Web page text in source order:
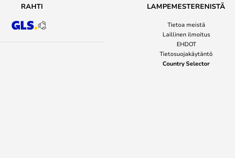
RAHTI LAMPEMESTERENISTÄ
Tietoa meistä
Laillinen ilmoitus
EHDOT
Tietosuojakäytäntö
Country Selector